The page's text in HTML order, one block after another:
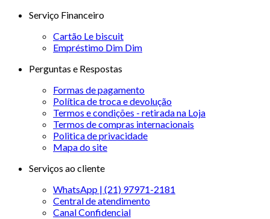
Serviço Financeiro
Cartão Le biscuit
Empréstimo Dim Dim
Perguntas e Respostas
Formas de pagamento
Política de troca e devolução
Termos e condições - retirada na Loja
Termos de compras internacionais
Politica de privacidade
Mapa do site
Serviços ao cliente
WhatsApp | (21) 97971-2181
Central de atendimento
Canal Confidencial